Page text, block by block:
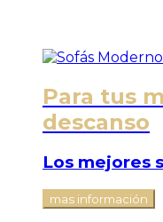
Para tus
descanso
Los mejores
mas información